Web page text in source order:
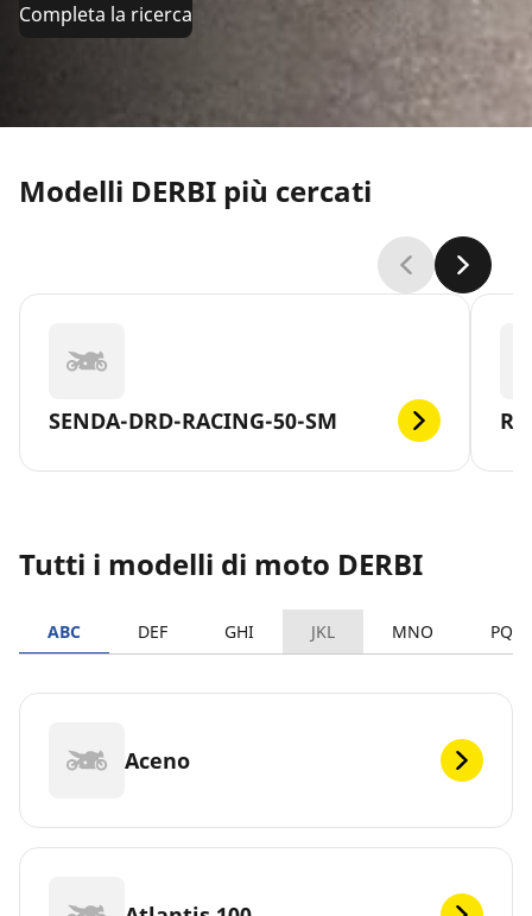
Completa la ricerca
Modelli DERBI più cercati
SENDA-DRD-RACING-50-SM
Tutti i modelli di moto DERBI
ABC DEF GHI JKL MNO PQRS
Aceno